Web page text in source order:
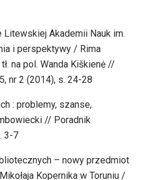
Akademii Nauk im.
i perspektywy / Rima
na pol. Wanda Kiškienė //
nr 2 (2014), s. 24-28
: problemy, szanse,
// Poradnik
3-7
– nowy przedmiot
Kopernika w Toruniu /